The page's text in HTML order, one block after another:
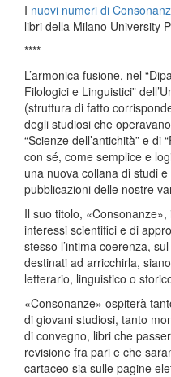
I nuovi numeri di
libri della Milano University
****
L’armonica fusione, nel
Filologici e Linguistici”
(struttura di fatto
degli studiosi che
“Scienze dell’antichità” e di
con sé, come semplice e
una nuova collana di studi
pubblicazioni delle nostre
Il suo titolo,
interessi scientifici e di
stesso l’intima coerenza,
destinati ad arricchirla,
letterario, linguistico o
«Consonanze» ospiterà
di giovani studiosi, tanto
di convegno, libri che
revisione fra pari e che
cartaceo sia sulle pagine